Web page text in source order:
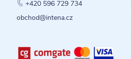
+420 596 729 734
obchod@intena.cz